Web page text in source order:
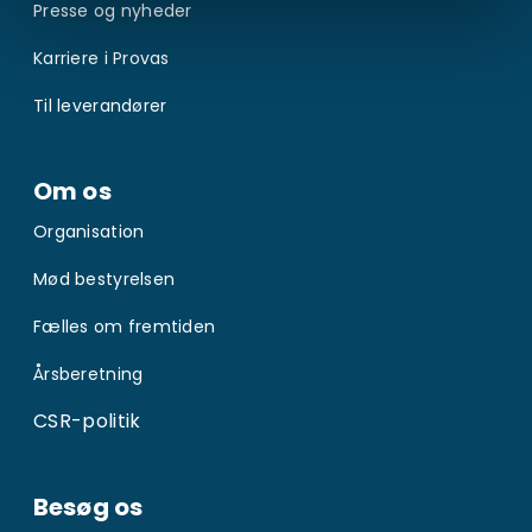
Presse og nyheder
Karriere i Provas
Til leverandører
Om os
Organisation
Mød bestyrelsen
Fælles om fremtiden
Årsberetning
CSR-politik
Besøg os